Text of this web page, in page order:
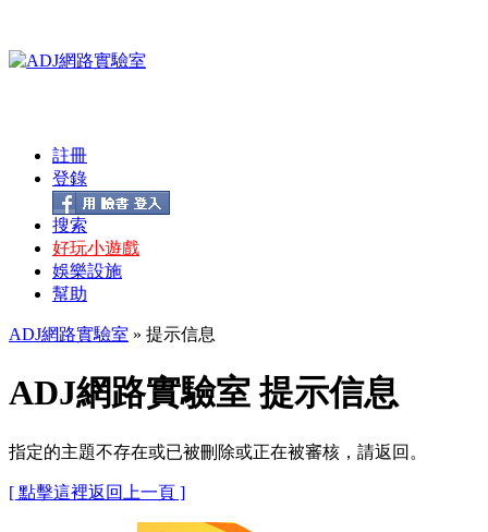
註冊
登錄
搜索
好玩小遊戲
娛樂設施
幫助
ADJ網路實驗室 » 提示信息
ADJ網路實驗室 提示信息
指定的主題不存在或已被刪除或正在被審核，請返回。
[ 點擊這裡返回上一頁 ]